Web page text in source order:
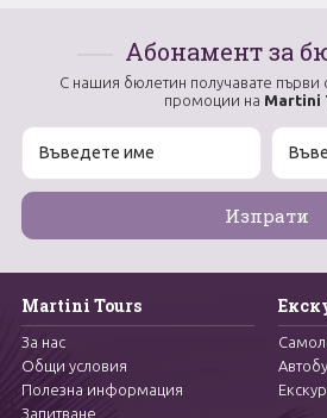
Абонамент за
С нашия бюлетин получавате
промоции на Martini
Martini Tours
За нас
Общи условия
Полезна информация
Запитване